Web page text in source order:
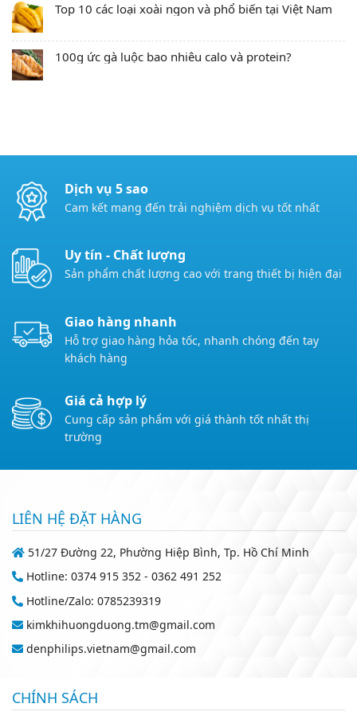
Top 10 các loại xoài ngon và phổ biến tại Việt Nam
100g ức gà luộc bao nhiêu calo và protein?
Dịch vụ 5 sao
Cam kết mang đến trải nghiệm dịch vụ tốt nhất
Uy tín - Chất lượng
Sản phẩm chất lượng cao với trang thiết bị hiện đại
Giao hàng nhanh
Hỗ trợ giao hàng hỏa tốc, nhanh chóng đến tay
khách hàng
Giá cả hợp lý
Cung cấp sản phẩm với giá thành tốt nhất thị
trường
LIÊN HỆ ĐẶT HÀNG
51/27 Đường 22, Phường Hiệp Bình, Tp. Hồ Chí Minh
Hotline: 0374 915 352 - 0362 491 252
Hotline/Zalo: 0785239319
kimkhihuongduong.tm@gmail.com
denphilips.vietnam@gmail.com
CHÍNH SÁCH